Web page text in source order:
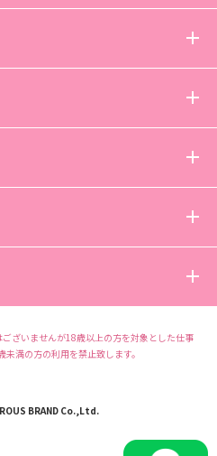
ざいませんが18歳以上の方を対象とした仕事
未満の方の利用を禁止致します。
BRAND Co.,Ltd.